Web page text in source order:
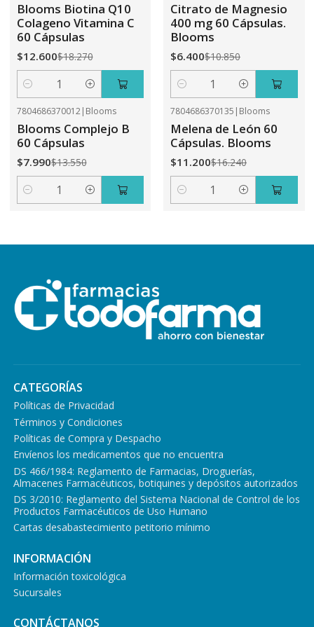
Blooms Biotina Q10
Colageno Vitamina C
60 Cápsulas
$12.600$18.270
Cantidad
Citrato de Magnesio
400 mg 60 Cápsulas.
Blooms
$6.400$10.850
Cantidad
7804686370012| Blooms
Blooms Complejo B
60 Cápsulas
$7.990$13.550
Cantidad
7804686370135 | Blooms
Melena de León 60
Cápsulas. Blooms
$11.200$16.240
Cantidad
CATEGORÍAS
Políticas de Privacidad
Términos y Condiciones
Políticas de Compra y Despacho
Envíenos los medicamentos que no encuentra
DS 466/1984: Reglamento de Farmacias, Droguerías,
Almacenes Farmacéuticos, botiquines y depósitos autorizados
DS 3/2010: Reglamento del Sistema Nacional de Control de los
Productos Farmacéuticos de Uso Humano
Cartas desabastecimiento petitorio mínimo
INFORMACIÓN
Información toxicológica
Sucursales
CONTÁCTANOS